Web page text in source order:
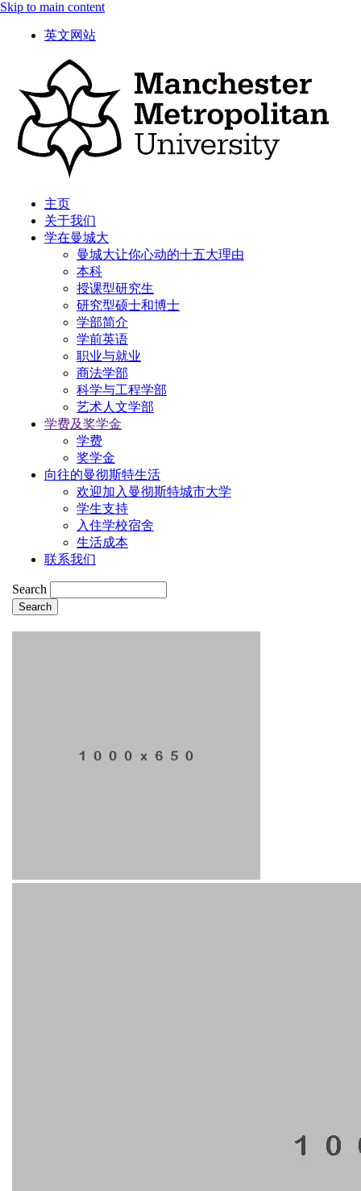
Skip to main content
英文网站
主页
关于我们
学在曼城大
曼城大让你心动的十五大理由
本科
授课型研究生
研究型硕士和博士
学部简介
学前英语
职业与就业
商法学部
科学与工程学部
艺术人文学部
学费及奖学金
学费
奖学金
向往的曼彻斯特生活
欢迎加入曼彻斯特城市大学
学生支持
入住学校宿舍
生活成本
联系我们
Search